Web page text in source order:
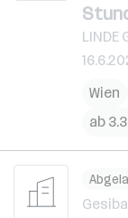
LINDE
Wien
ab